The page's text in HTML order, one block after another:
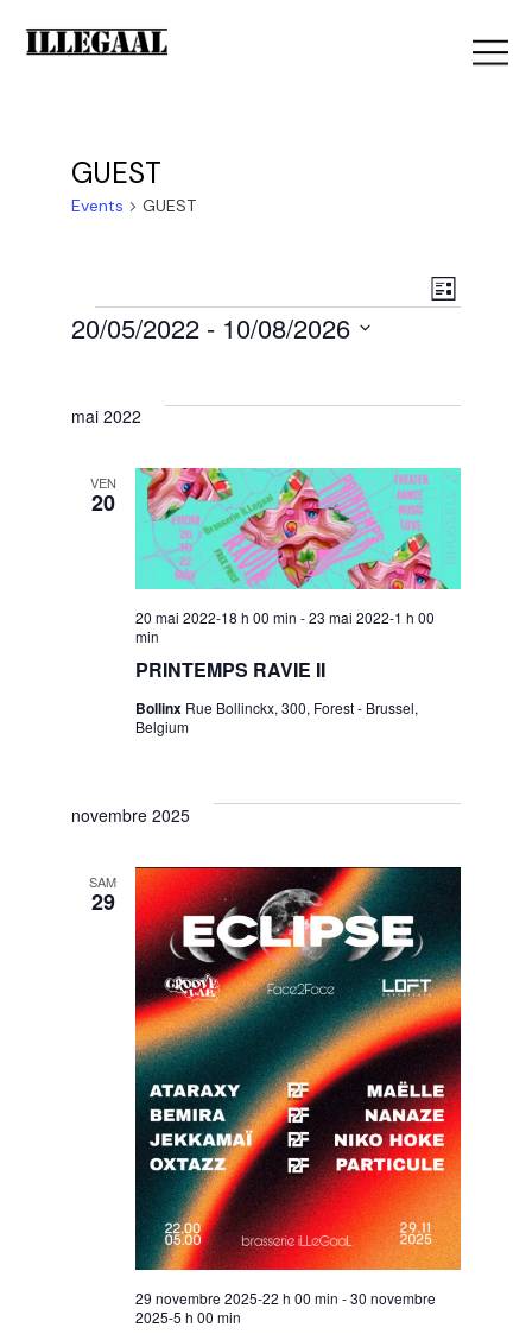
GUEST
Events GUEST
V
e
w
s
N
a
t
i
o
n
E
v
e
n
e
w
s
N
a
v
List
Events
20/05/2022 - 10/08/2026
mai 2022
VEN
20
PRINTEMPS RAVIE II
20 mai 2022-18 h 00 min -23 mai 2022-1 h 00
min
Bollinx Rue Bollinckx, 300, Forest - Brussel,
Belgium
novembre 2025
SAM
29
29 novembre 2025-22 h 00 min -30 novembre
2025-5 h 00 min